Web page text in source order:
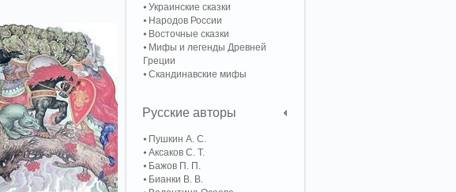
Украинские сказки
Народов России
Восточные сказки
Мифы и легенды Древней
Греции
Скандинавские мифы
Русские авторы
Пушкин А. С.
Аксаков С. Т.
Бажов П. П.
Бианки В. В.